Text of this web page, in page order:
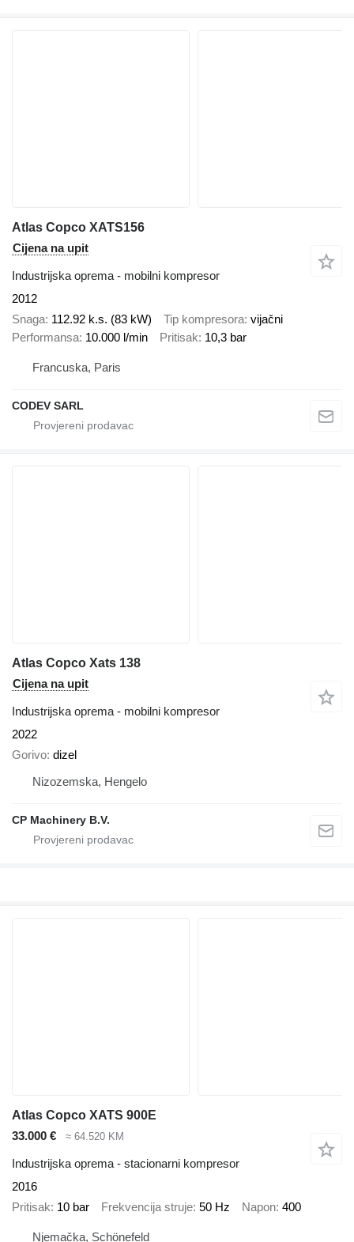
Atlas Copco XATS156
Cijena na upit
Industrijska oprema - mobilni kompresor
2012
Snaga 112.92 k.s. (83 kW) Tip kompresora vijačni
Performansa 10.000 l/min Pritisak 10,3 bar
Francuska, Paris
CODEV SARL
Atlas Copco Xats 138
Cijena na upit
Industrijska oprema - mobilni kompresor
2022
Gorivo dizel
Nizozemska, Hengelo
CP Machinery B.V.
Atlas Copco XATS 900E
33.000 €
≈ 64.520 KM
Industrijska oprema - stacionarni kompresor
2016
Pritisak 10 bar Frekvencija struje 50 Hz Napon 400
Njemačka, Schönefeld